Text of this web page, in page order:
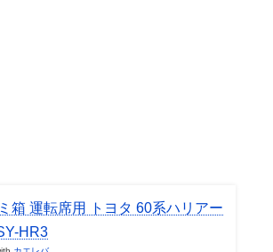
箱 運転席用 トヨタ 60系ハリアー
HR3